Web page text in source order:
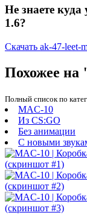
Не знаете
1.6?
Скачать ak-47-leet-
Похожее на
Полный список по
MAC-10
Из CS:GO
Без анимации
С новыми